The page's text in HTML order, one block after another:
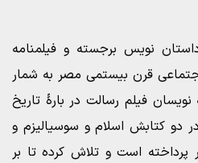
داستان نویس برجسته و فیلمنامه
قرن بیستمی مصر به شمار
فیلم رسالت در بارۀ تاریخ
دو کتابش اسلام و سوسیالیزم و
پرداخته است و تلاش کرده تا بر